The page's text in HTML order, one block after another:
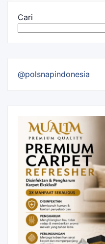
Cari
@polsnapindonesia